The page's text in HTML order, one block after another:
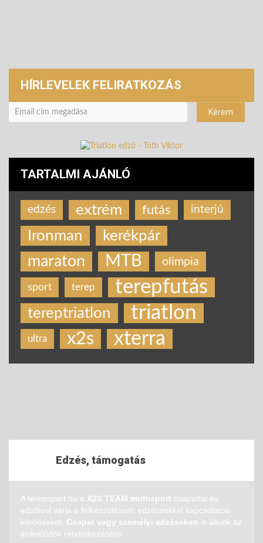
HÍRLEVELEK FELIRATKOZÁS
TARTALMI AJÁNLÓ
edzés extrém futás interjú
Ironman kerékpár
maraton MTB olimpia
sport terep terepfutás
tereptriatlon triatlon
ultra x2s xterra
Edzés, támogatás
A terepsport.hu a X2S TEAM multisport csapattal és
edzőivel várja a felkészüléssel, edzéssekkel kapcsolatos
kérdéseket. Csapat vagy személyi edzéseken is állunk az
érdeklődök rendelkezésére.